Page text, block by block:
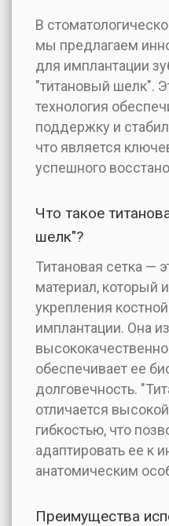
В
мы предлагаем
для имплантации
"титановый шелк".
технология
поддержку и
что является
успешного
Что такое
шелк"?
Титановая сетка —
материал, который
укрепления
имплантации. Она
обеспечивает ее
долговечность.
отличается
гибкостью, что
адаптировать ее к
анатомическим
Преимущества